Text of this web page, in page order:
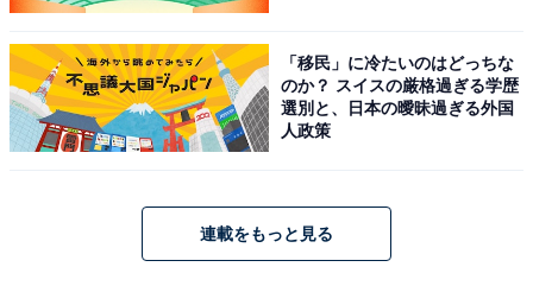
「移民」に冷たいのはどっちな
のか？ スイスの厳格過ぎる学歴
選別と、日本の曖昧過ぎる外国
人政策
連載をもっと見る